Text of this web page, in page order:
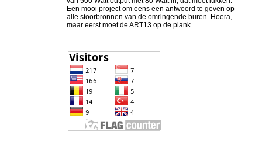
Een mooi project om eens een antwoord te geven op
alle stoorbronnen van de omringende buren. Hoera,
maar eerst moet de ART13 op de plank.